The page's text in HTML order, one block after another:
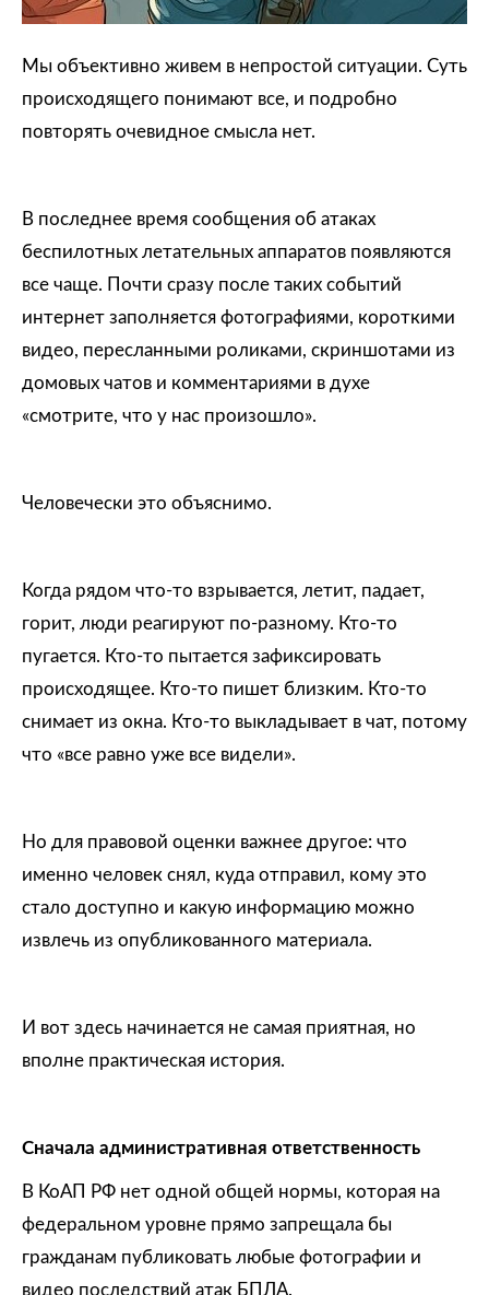
Мы объективно живем в непростой ситуации. Суть
происходящего понимают все, и подробно
повторять очевидное смысла нет.
В последнее время сообщения об атаках
беспилотных летательных аппаратов появляются
все чаще. Почти сразу после таких событий
интернет заполняется фотографиями, короткими
видео, пересланными роликами, скриншотами из
домовых чатов и комментариями в духе
«смотрите, что у нас произошло».
Человечески это объяснимо.
Когда рядом что-то взрывается, летит, падает,
горит, люди реагируют по-разному. Кто-то
пугается. Кто-то пытается зафиксировать
происходящее. Кто-то пишет близким. Кто-то
снимает из окна. Кто-то выкладывает в чат, потому
что «все равно уже все видели».
Но для правовой оценки важнее другое: что
именно человек снял, куда отправил, кому это
стало доступно и какую информацию можно
извлечь из опубликованного материала.
И вот здесь начинается не самая приятная, но
вполне практическая история.
Сначала административная ответственность
В КоАП РФ нет одной общей нормы, которая на
федеральном уровне прямо запрещала бы
гражданам публиковать любые фотографии и
видео последствий атак БПЛА.